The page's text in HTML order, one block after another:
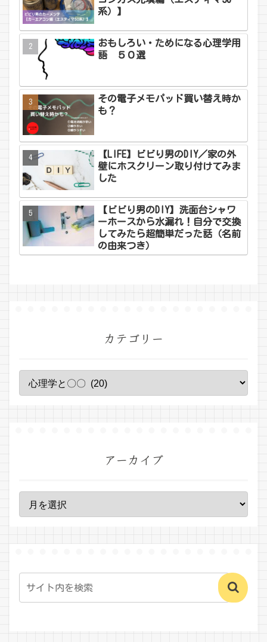
系）】
おもしろい・ためになる心理学用
語 ５０選
その電子メモパッド買い替え時か
も？
【LIFE】ビビり男のDIY／家の外
壁にホスクリーン取り付けてみま
した
【ビビり男のDIY】洗面台シャワ
ーホースから水漏れ！自分で交換
してみたら超簡単だった話（名前
の由来つき）
カテゴリー
アーカイブ